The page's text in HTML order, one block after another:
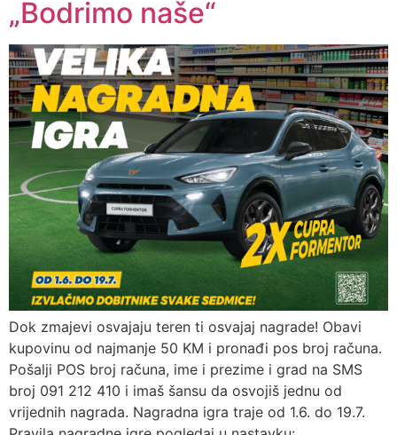
„Bodrimo naše“
Dok zmajevi osvajaju teren ti osvajaj nagrade! Obavi
kupovinu od najmanje 50 KM i pronađi pos broj računa.
Pošalji POS broj računa, ime i prezime i grad na SMS
broj 091 212 410 i imaš šansu da osvojiš jednu od
vrijednih nagrada. Nagradna igra traje od 1.6. do 19.7.